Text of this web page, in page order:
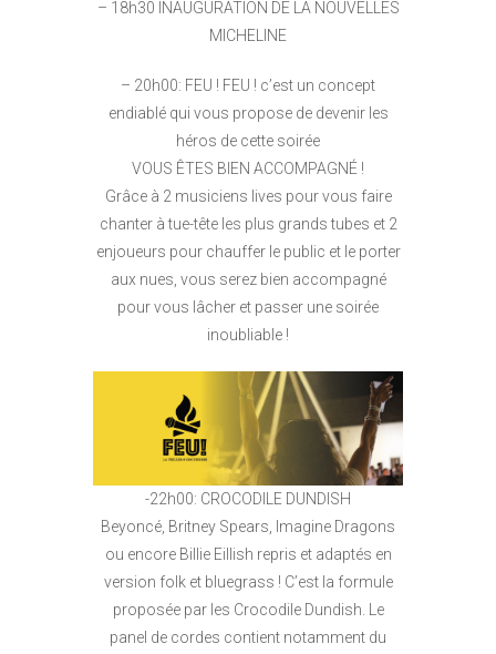
– 18h30 INAUGURATION DE LA NOUVELLES
MICHELINE
– 20h00: FEU ! FEU ! c’est un concept
endiablé qui vous propose de devenir les
héros de cette soirée
VOUS ÊTES BIEN ACCOMPAGNÉ !
Grâce à 2 musiciens lives pour vous faire
chanter à tue-tête les plus grands tubes et 2
enjoueurs pour chauffer le public et le porter
aux nues, vous serez bien accompagné
pour vous lâcher et passer une soirée
inoubliable !
-22h00: CROCODILE DUNDISH
Beyoncé, Britney Spears, Imagine Dragons
ou encore Billie Eillish repris et adaptés en
version folk et bluegrass ! C’est la formule
proposée par les Crocodile Dundish. Le
panel de cordes contient notamment du